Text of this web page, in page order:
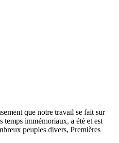
que notre travail se fait sur
temps immémoriaux, a été et est
peuples divers, Premières